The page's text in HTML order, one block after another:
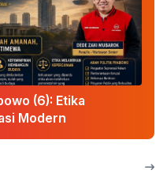
(6): Etika
Modern